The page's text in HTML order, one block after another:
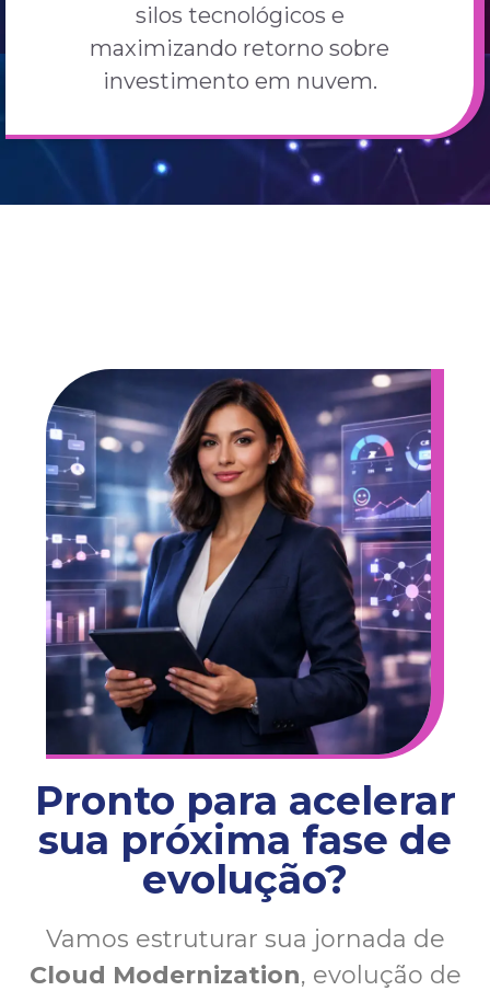
silos tecnológicos e
maximizando retorno sobre
investimento em nuvem.
Pronto para acelerar
sua próxima fase de
evolução?
Vamos estruturar sua jornada de
Cloud Modernization, evolução de